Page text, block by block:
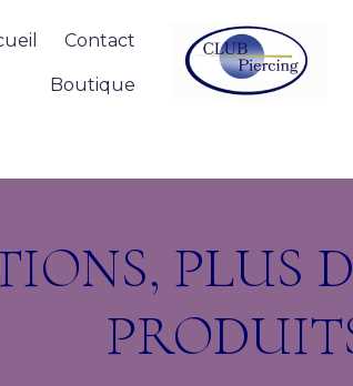
Contact
Boutique
PLUS